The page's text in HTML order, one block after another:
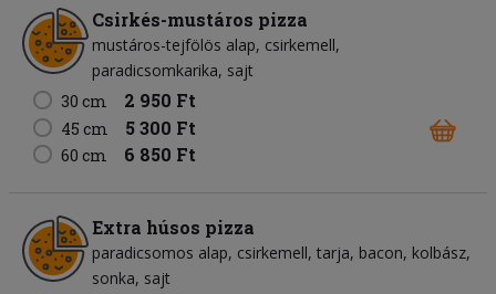
Csirkés-mustáros pizza
mustáros-tejfölös alap csirkemell
paradicsomkarika sajt
30 cm
2 950 Ft
45 cm 5 300 Ft
60 cm 6 850 Ft
Extra húsos pizza
paradicsomos alap csirkemell tarja bacon kolbász
sonka sajt